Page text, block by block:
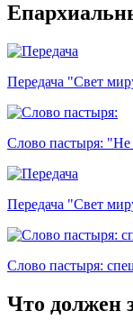
Передача "Свет
Слово пастыря: "Не
Передача "Свет
Слово пастыря:
Что должен